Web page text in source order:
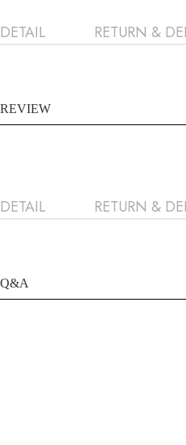
DETAIL RETURN &
REVIEW
DETAIL RETURN &
Q&A